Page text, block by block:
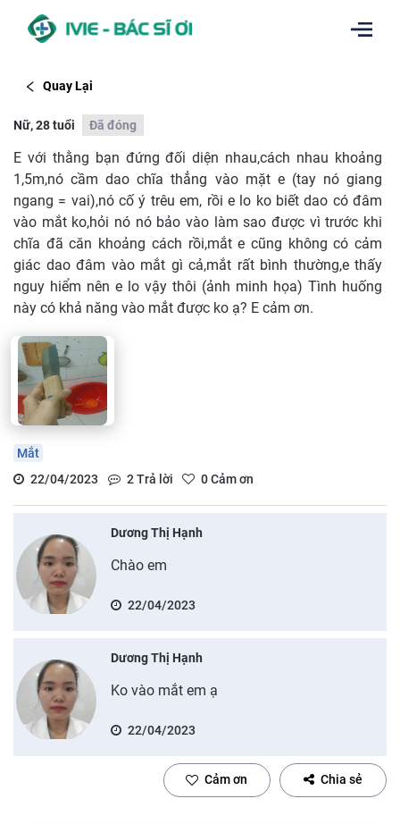
Quay Lại
Nữ, 28 tuổi Đã đóng
E với thằng bạn đứng đối diện nhau,cách nhau khoảng
1,5m,nó cầm dao chĩa thẳng vào mặt e (tay nó giang
ngang = vai),nó cố ý trêu em, rồi e lo ko biết dao có đâm
vào mắt ko,hỏi nó nó bảo vào làm sao được vì trước khi
chĩa đã căn khoảng cách rồi,mắt e cũng không có cảm
giác dao đâm vào mắt gì cả,mắt rất bình thường,e thấy
nguy hiểm nên e lo vậy thôi (ảnh minh họa) Tình huống
này có khả năng vào mắt được ko ạ? E cảm ơn.
Mắt
22/04/2023
2Trả lời 0Cảm ơn
Dương Thị Hạnh
Chào em
22/04/2023
Dương Thị Hạnh
Ko vào mắt em ạ
22/04/2023
Cảm ơn Chia sẻ